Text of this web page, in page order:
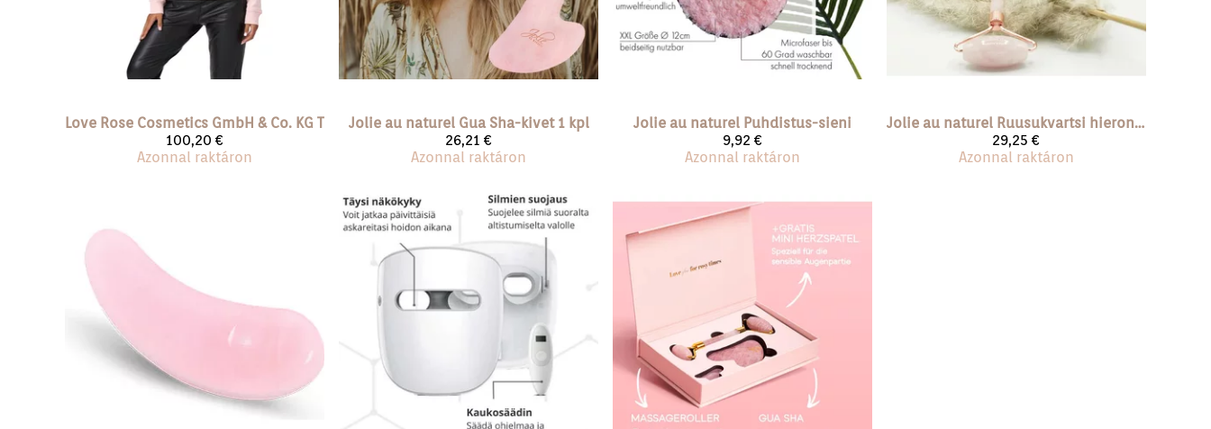
Love Rose Cosmetics GmbH & Co. KG
100,20 €
Azonnal raktáron
Jolie au naturel Gua Sha-kivet 1 kpl
26,21 €
Azonnal raktáron
Jolie au naturel Puhdistus-sieni
9,92 €
Azonnal raktáron
Jolie au naturel
Ruusukvartsi hierontarulla 1kpl
29,25 €
Azonnal raktáron